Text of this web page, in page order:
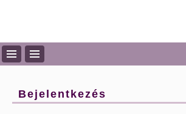
Bejelentkezés